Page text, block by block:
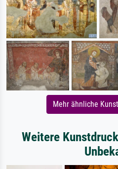
Mehr ähnliche
Weitere